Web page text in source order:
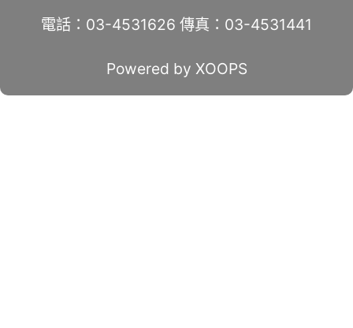
電話：03-4531626 傳真：03-4531441
Powered by XOOPS